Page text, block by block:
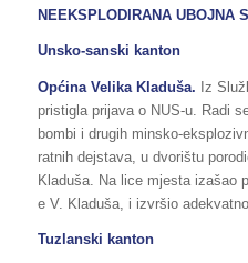
NEEKSPLODIRANA UBOJNA
Unsko-sanski kanton
Općina Velika Kladuša. Iz
pristigla prijava o NUS-u. Radi
bombi i drugih minsko-
ratnih dejstava, u dvorištu
Kladuša. Na lice mjesta izašao
e V. Kladuša, i izvršio
Tuzlanski kanton